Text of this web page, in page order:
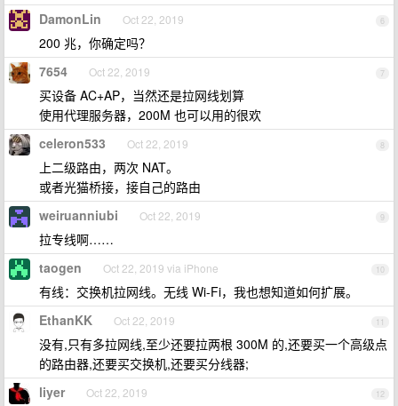
6
DamonLin Oct 22, 2019
200 兆，你确定吗？
7
7654 Oct 22, 2019
买设备 AC+AP，当然还是拉网线划算
使用代理服务器，200M 也可以用的很欢
8
celeron533 Oct 22, 2019
上二级路由，两次 NAT。
或者光猫桥接，接自己的路由
9
weiruanniubi Oct 22, 2019
拉专线啊……
10
taogen Oct 22, 2019 via iPhone
有线：交换机拉网线。无线 Wi-Fi，我也想知道如何扩展。
11
EthanKK Oct 22, 2019
没有,只有多拉网线,至少还要拉两根 300M 的,还要买一个高级点
的路由器,还要买交换机,还要买分线器;
12
liyer Oct 22, 2019